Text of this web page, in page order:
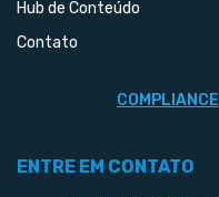
Hub de Conteúdo
Contato
COMPLIANCE
ENTRE EM CONTATO